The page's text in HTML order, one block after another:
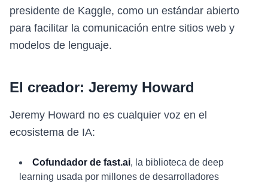
presidente de Kaggle, como un estándar abierto
para facilitar la comunicación entre sitios web y
modelos de lenguaje.
El creador: Jeremy Howard
Jeremy Howard no es cualquier voz en el
ecosistema de IA:
Cofundador de fast.ai, la biblioteca de deep
learning usada por millones de desarrolladores